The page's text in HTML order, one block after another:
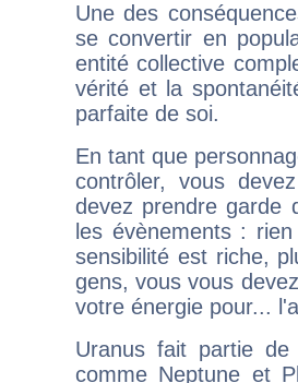
Une des
se convertir en
entité collective
vérité et la
parfaite de soi.
En tant que
contrôler, vous
devez prendre garde
les évènements :
sensibilité est riche,
gens, vous vous
votre énergie pour...
Uranus fait partie
comme Neptune et